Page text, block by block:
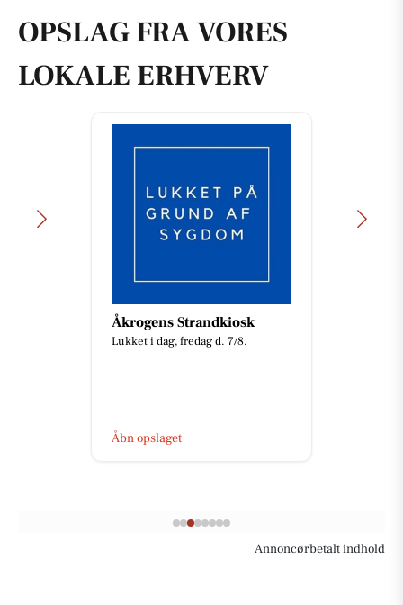
OPSLAG FRA VORES
LOKALE ERHVERV
Min Bedste Ven
Hundetræning
mit...
Annoncørbetalt indhold